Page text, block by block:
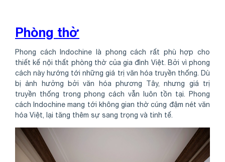
Phòng thờ
Phong cách Indochine là phong cách rất phù hợp cho
thiết kế nội thất phòng thờ của gia đình Việt. Bởi vì phong
cách này hướng tới những giá trị văn hóa truyền thống. Dù
bị ảnh hưởng bởi văn hóa phương Tây, nhưng giá trị
truyền thống trong phong cách vẫn luôn tồn tại. Phong
cách Indochine mang tới không gian thờ cúng đậm nét văn
hóa Việt, lại tăng thêm sự sang trọng và tinh tế.